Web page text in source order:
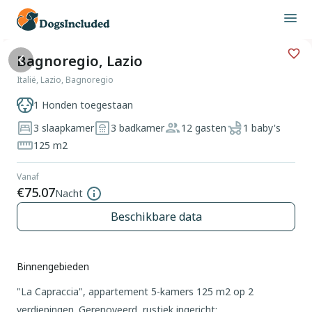
Bagnoregio, Lazio
Italië, Lazio, Bagnoregio
1 Honden toegestaan
3 slaapkamer
3 badkamer 12 gasten
1 baby's
125 m2
Vanaf
€75.07Nacht
Beschikbare data
Binnengebieden
"La Capraccia", appartement 5-kamers 125 m2 op 2